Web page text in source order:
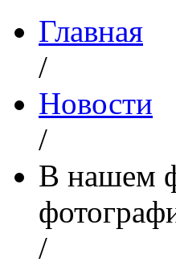
Главная
/
Новости
/
В нашем
/